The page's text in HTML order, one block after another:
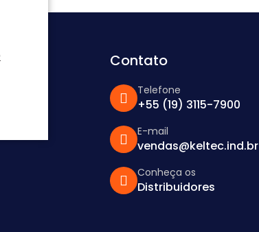
Contato
Telefone
+55 (19) 3115-7900
E-mail
vendas@keltec.ind.br
Conheça os
Distribuidores